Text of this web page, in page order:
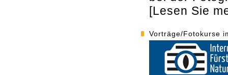
[Lesen Sie
Vorträge/Fotokurse